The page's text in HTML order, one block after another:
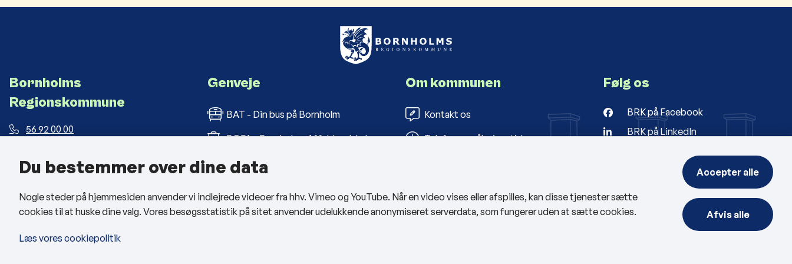
Bornholms
Regionskommune
56 92 00 00
Landemærket 26, 3700 Rønne
Man - tors: kl. 09:00 - 14:00
Genveje
BAT - Din bus på Bornholm
BOFA - Bornholms Affaldsselskab
Bornholms Folkebiblioteker
Om kommunen
Kontakt os
Telefon- og åbningstider
Cookies
Følg os
BRK på Facebook
BRK på LinkedIn
Du bestemmer over dine data
Nogle steder på hjemmesiden anvender vi indlejrede videoer fra hhv. Vimeo og YouTube. Når en video vises eller afspilles, kan disse tjenester sætte
cookies til at huske dine valg. Vores besøgsstatistik på sitet anvender udelukkende anonymiseret serverdata, som fungerer uden at sætte cookies.
Læs vores cookiepolitik
Accepter alle
Afvis alle